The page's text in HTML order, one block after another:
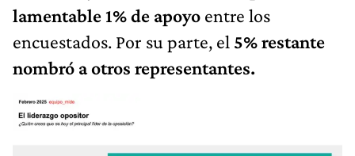
lamentable 1% de apoyo entre los
encuestados. Por su parte, el 5% restante
nombró a otros representantes.